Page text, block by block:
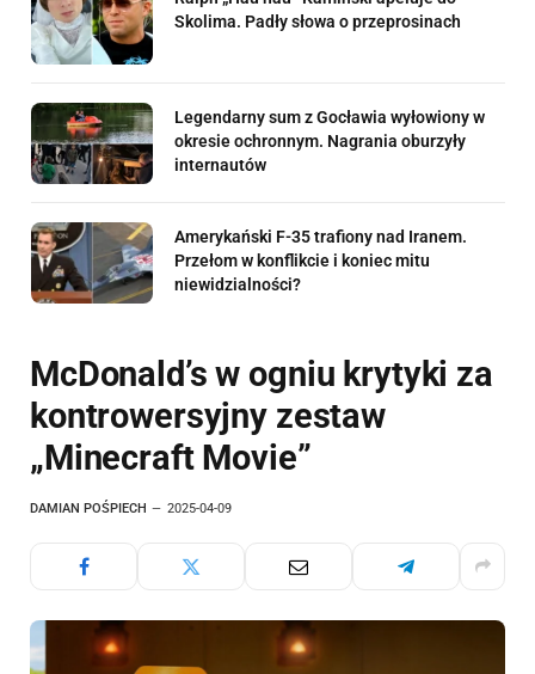
Skolima. Padły słowa o przeprosinach
Legendarny sum z Gocławia wyłowiony w
okresie ochronnym. Nagrania oburzyły
internautów
Amerykański F-35 trafiony nad Iranem.
Przełom w konflikcie i koniec mitu
niewidzialności?
McDonald’s w ogniu krytyki za
kontrowersyjny zestaw
„Minecraft Movie”
DAMIAN POŚPIECH 2025-04-09